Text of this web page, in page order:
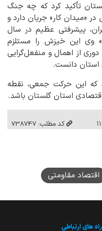
تأکید کرد که چه جنگ
«میدان کار» جریان دارد و
پیشرفتی عظیم در سال
وی این خیزش را مستلزم
از اهمال و منفعل‌گرایی
استان دانست.
که این حرکت جمعی، نقطه
استان گلستان باشد.
کد مطلب: 738747
اقتصاد مقاومتی
راه های ارتباطی